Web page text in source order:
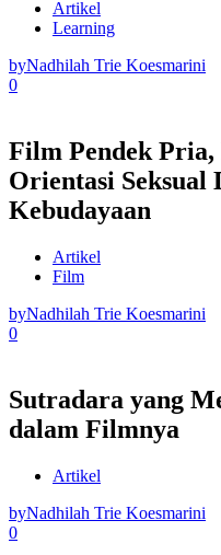
Artikel
Learning
byNadhilah Trie Koesmarini
0
Film Pendek Pria,
Orientasi Seksual
Kebudayaan
Artikel
Film
byNadhilah Trie Koesmarini
0
Sutradara yang
dalam Filmnya
Artikel
byNadhilah Trie Koesmarini
0